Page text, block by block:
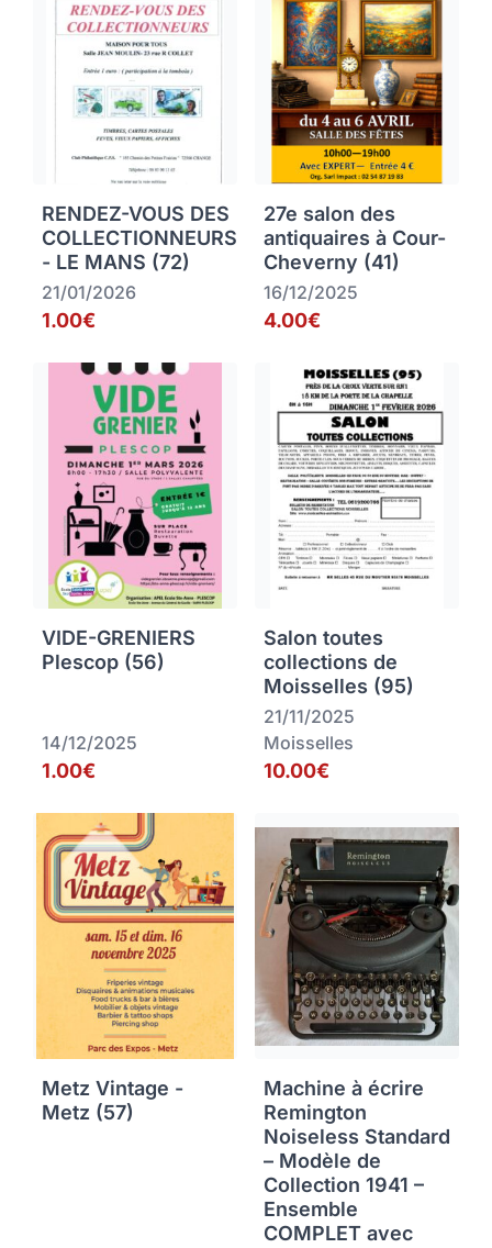
RENDEZ-VOUS DES
COLLECTIONNEURS
- LE MANS (72)
21/01/2026
1.00€
27e salon des
antiquaires à Cour-
Cheverny (41)
16/12/2025
4.00€
VIDE-GRENIERS
Plescop (56)
14/12/2025
1.00€
Salon toutes
collections de
Moisselles (95)
21/11/2025
Moisselles
10.00€
Metz Vintage -
Metz (57)
Machine à écrire
Remington
Noiseless Standard
– Modèle de
Collection 1941 –
Ensemble
COMPLET avec